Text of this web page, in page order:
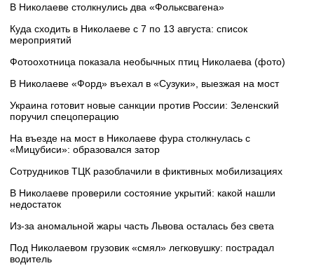
В Николаеве столкнулись два «Фольксвагена»
Куда сходить в Николаеве с 7 по 13 августа: список
мероприятий
Фотоохотница показала необычных птиц Николаева (фото)
В Николаеве «Форд» въехал в «Сузуки», выезжая на мост
Украина готовит новые санкции против России: Зеленский
поручил спецоперацию
На въезде на мост в Николаеве фура столкнулась с
«Мицубиси»: образовался затор
Сотрудников ТЦК разоблачили в фиктивных мобилизациях
В Николаеве проверили состояние укрытий: какой нашли
недостаток
Из-за аномальной жары часть Львова осталась без света
Под Николаевом грузовик «смял» легковушку: пострадал
водитель